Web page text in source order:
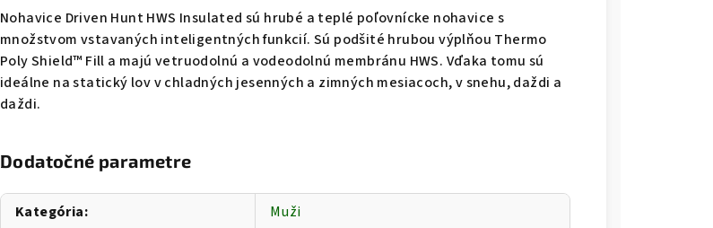
Nohavice Driven Hunt HWS Insulated sú hrubé a teplé poľovnícke nohavice s
množstvom vstavaných inteligentných funkcií. Sú podšité hrubou výplňou Thermo
Poly Shield™ Fill a majú vetruodolnú a vodeodolnú membránu HWS. Vďaka tomu sú
ideálne na statický lov v chladných jesenných a zimných mesiacoch, v snehu, daždi a
daždi.
Dodatočné parametre
Kategória:
Muži